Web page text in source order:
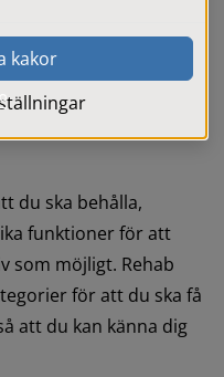
upp funktioner och
eller vid förändrat
att du tränar för att
skada eller
du ska behålla,
funktioner för att
som möjligt. Rehab
för att du ska få
att du kan känna dig
kakor